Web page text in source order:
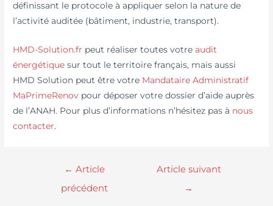
définissant le protocole à appliquer selon la nature de
l’activité auditée (bâtiment, industrie, transport).
HMD-Solution.fr peut réaliser toutes votreaudit
énergétique sur tout le territoire français, mais aussi
HMD Solution peut être votre Mandataire Administratif
MaPrimeRenov pour déposer votre dossier d’aide auprès
de l’ANAH. Pour plus d’informations n’hésitez pas à nous
contacter.
← Article
précédent
Article suivant
→